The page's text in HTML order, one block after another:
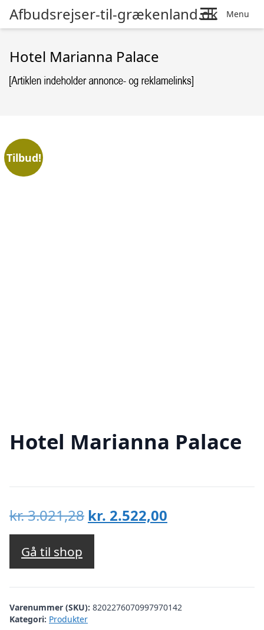
Afbudsrejser-til-grækenland.dk Menu
Hotel Marianna Palace
Tilbud!
Hotel Marianna Palace
kr.3.021,28 Den
oprindelige
var:
kr. 3.021,28.
kr. 2.522,00
kr. 2.522,00.
Gå til shop
Varenummer (SKU): 8202276070997970142
Kategori: Produkter